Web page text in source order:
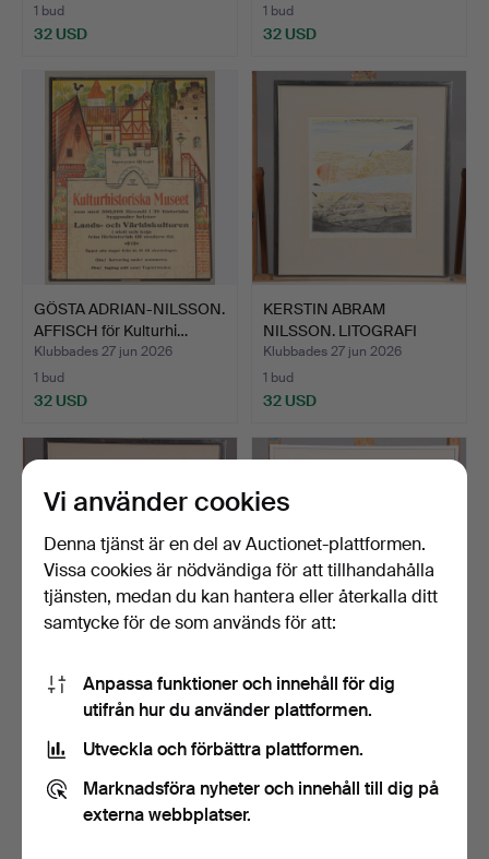
1 bud
32 USD
1 bud
32 USD
GÖSTA ADRIAN-NILSSON.
AFFISCH för Kulturhi…
Klubbades 27 jun 2026
1 bud
32 USD
KERSTIN ABRAM
NILSSON. LITOGRAFI
signerad …
Klubbades 27 jun 2026
1 bud
32 USD
KERSTIN ABRAM
NILSSON. LITOGRAFI
signerad …
Klubbades 27 jun 2026
1 bud
JOHN WIPP. LITOGRAFI
signerad samt numrera…
Klubbades 26 jun 2026
1 bud
Vi använder cookies
Denna tjänst är en del av Auctionet-plattformen.
Vissa cookies är nödvändiga för att tillhandahålla
tjänsten, medan du kan hantera eller återkalla ditt
samtycke för de som används för att:
Anpassa funktioner och innehåll för dig
utifrån hur du använder plattformen.
Utveckla och förbättra plattformen.
Marknadsföra nyheter och innehåll till dig på
externa webbplatser.